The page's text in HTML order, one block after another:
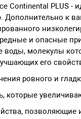
Continental PLUS
Дополнительно к
и опасные
молекулы
его
ровного и
которые
позволяющие